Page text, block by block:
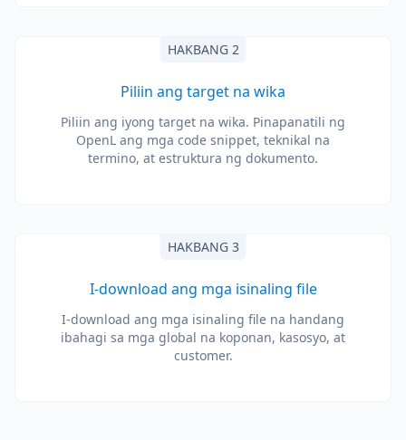
HAKBANG 2
Piliin ang target na wika
Piliin ang iyong target na wika. Pinapanatili ng
OpenL ang mga code snippet, teknikal na
termino, at estruktura ng dokumento.
HAKBANG 3
I-download ang mga isinaling file
I-download ang mga isinaling file na handang
ibahagi sa mga global na koponan, kasosyo, at
customer.